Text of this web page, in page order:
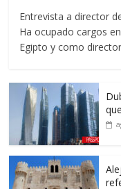
Entrevista a director
Ha ocupado cargos
Egipto y como director